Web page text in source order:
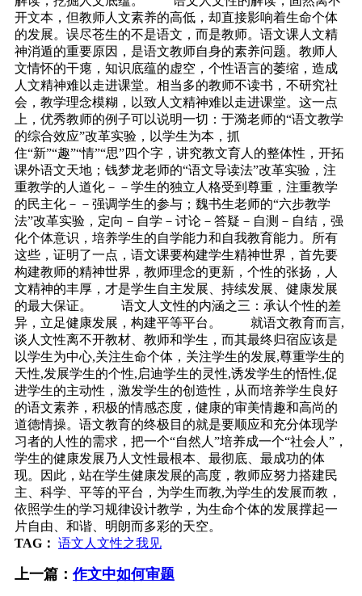
开文本，但教师人文素养的高低，却直接影响着生命个体
的发展。误尽苍生的不是语文，而是教师。语文课人文精
神消遁的重要原因，是语文教师自身的素养问题。教师人
文情怀的干瘪，知识底蕴的虚空，个性语言的萎缩，造成
人文精神难以走进课堂。相当多的教师不读书，不研究社
会，教学理念模糊，以致人文精神难以走进课堂。这一点
上，优秀教师的例子可以说明一切：于漪老师的“语文教学
的综合效应”改革实验，以学生为本，抓
住“新”“趣”“情”“思”四个字，讲究教文育人的整体性，开拓
课外语文天地；钱梦龙老师的“语文导读法”改革实验，注
重教学的人道化－－学生的独立人格受到尊重，注重教学
的民主化－－强调学生的参与；魏书生老师的“六步教学
法”改革实验，定向－自学－讨论－答疑－自测－自结，强
化个体意识，培养学生的自学能力和自我教育能力。所有
这些，证明了一点，语文课要构建学生精神世界，首先要
构建教师的精神世界，教师理念的更新，个性的张扬，人
文精神的丰厚，才是学生自主发展、持续发展、健康发展
的最大保证。 语文人文性的内涵之三：承认个性的差
异，立足健康发展，构建平等平台。 就语文教育而言,
谈人文性离不开教材、教师和学生，而其最终归宿应该是
以学生为中心,关注生命个体，关注学生的发展,尊重学生的
天性,发展学生的个性,启迪学生的灵性,诱发学生的悟性,促
进学生的主动性，激发学生的创造性，从而培养学生良好
的语文素养，积极的情感态度，健康的审美情趣和高尚的
道德情操。语文教育的终极目的就是要顺应和充分体现学
习者的人性的需求，把一个“自然人”培养成一个“社会人”，
学生的健康发展乃人文性最根本、最彻底、最成功的体
现。因此，站在学生健康发展的高度，教师应努力搭建民
主、科学、平等的平台，为学生而教,为学生的发展而教，
依照学生的学习规律设计教学，为生命个体的发展撑起一
片自由、和谐、明朗而多彩的天空。
TAG： 语文人文性之我见
上一篇：作文中如何审题